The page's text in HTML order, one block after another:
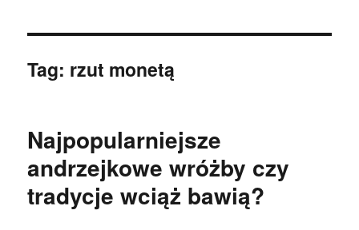
Tag: rzut monetą
Najpopularniejsze
andrzejkowe wróżby czy
tradycje wciąż bawią?